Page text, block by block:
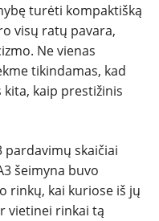
turėti kompaktišką
visų ratų pavara,
Ne vienas
tikindamas, kad
kaip prestižinis
pardavimų skaičiai
šeimyna buvo
rinkų, kai kuriose iš jų
vietinei rinkai tą